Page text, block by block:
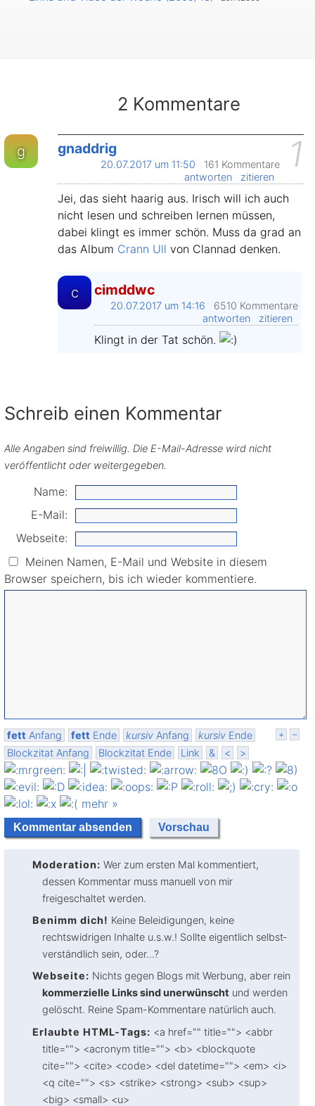
2 Kommentare
g gnaddrig 1
20.07.2017 um 11:50
161 Kommentare
antworten
zitieren
Jei, das sieht haarig aus. Irisch will ich auch
nicht lesen und schreiben lernen müssen,
dabei klingt es immer schön. Muss da grad an
das Album Crann Ull von Clannad denken.
c cimddwc
20.07.2017 um 14:16
6510 Kommentare
antworten
zitieren
Klingt in der Tat schön.
Schreib einen Kommentar
Alle Angaben sind freiwillig. Die E-Mail-Adresse wird nicht
veröffentlicht oder weitergegeben.
Name:
E-Mail:
Webseite:
Meinen Namen, E-Mail und Website in diesem
Browser speichern, bis ich wieder kommentiere.
+ –
fett Anfang fett Ende kursiv Anfang kursiv Ende
Blockzitat Anfang
Blockzitat Ende Link & < >
mehr »
Moderation: Wer zum ersten Mal kommentiert,
dessen Kommentar muss manuell von mir
freigeschaltet werden.
Benimm dich! Keine Beleidigungen, keine
rechtswidrigen Inhalte u.s.w.! Sollte eigentlich selbst­
verständlich sein, oder...?
Webseite: Nichts gegen Blogs mit Werbung, aber rein
kommerzielle Links sind unerwünscht und werden
gelöscht. Reine Spam-Kommentare natürlich auch.
Erlaubte HTML-Tags: <a href="" title=""> <abbr
title=""> <acronym title=""> <b> <blockquote
cite=""> <cite> <code> <del datetime=""> <em> <i>
<q cite=""> <s> <strike> <strong> <sub> <sup>
<big> <small> <u>